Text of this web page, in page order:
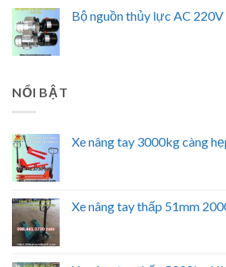
Bộ nguồn thủy lực AC
NỔI BẬT
Xe nâng tay 3000kg càng
Xe nâng tay thấp 51mm